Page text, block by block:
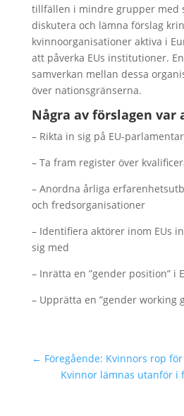
tillfällen i mindre grupper med
diskutera och lämna förslag
kvinnoorganisationer aktiva i
att påverka EUs institutioner.
samverkan mellan dessa
över nationsgränserna.
Några av förslagen var
– Rikta in sig på EU-
– Ta fram register över
– Anordna årliga
och fredsorganisationer
– Identifiera aktörer inom EUs
sig med
– Inrätta en ”gender position” i
– Upprätta en ”gender working
← Föregående: Kvinnors rop
Kvinnor lämnas utanför